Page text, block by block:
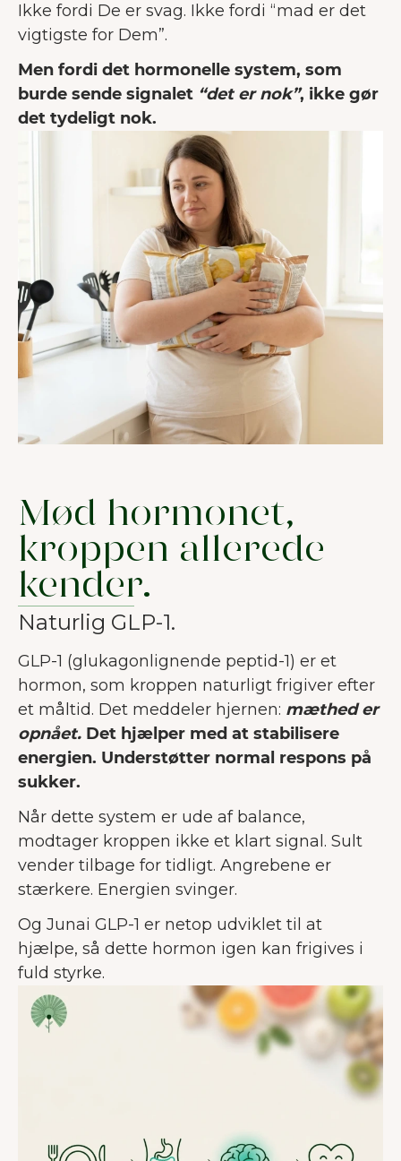
Ikke fordi De er svag. Ikke fordi “mad er det
vigtigste for Dem”.
Men fordi det hormonelle system, som
burde sende signalet “det er nok”, ikke gør
det tydeligt nok.
Mød hormonet,
kroppen allerede
kender.
Naturlig GLP-1.
GLP-1 (glukagonlignende peptid-1) er et
hormon, som kroppen naturligt frigiver efter
et måltid. Det meddeler hjernen: mæthed er
opnået. Det hjælper med at stabilisere
energien. Understøtter normal respons på
sukker.
Når dette system er ude af balance,
modtager kroppen ikke et klart signal. Sult
vender tilbage for tidligt. Angrebene er
stærkere. Energien svinger.
Og Junai GLP-1 er netop udviklet til at
hjælpe, så dette hormon igen kan frigives i
fuld styrke.